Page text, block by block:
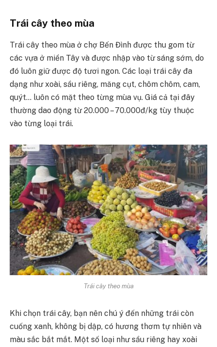
Trái cây theo mùa
Trái cây theo mùa ở chợ Bến Đình được thu gom từ
các vựa ở miền Tây và được nhập vào từ sáng sớm, do
đó luôn giữ được độ tươi ngon. Các loại trái cây đa
dạng như xoài, sầu riêng, măng cụt, chôm chôm, cam,
quýt… luôn có mặt theo từng mùa vụ. Giá cả tại đây
thường dao động từ 20.000 – 70.000đ/kg tùy thuộc
vào từng loại trái.
Trái cây theo mùa
Khi chọn trái cây, bạn nên chú ý đến những trái còn
cuống xanh, không bị dập, có hương thơm tự nhiên và
màu sắc bắt mắt. Một số loại như sầu riêng hay xoài